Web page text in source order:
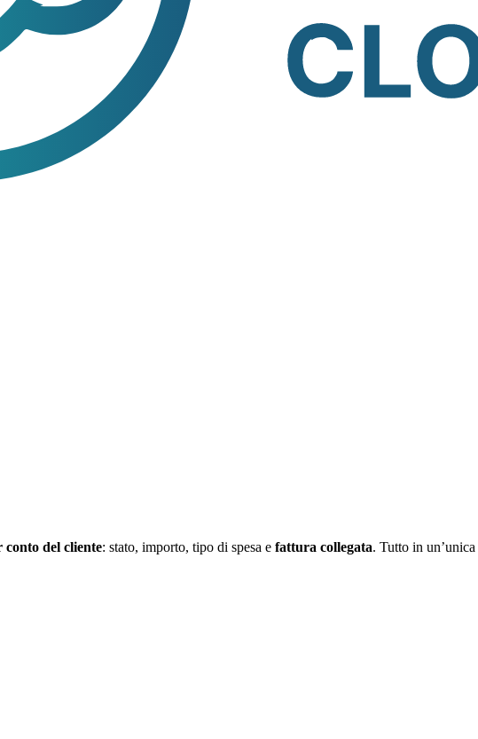
conto del cliente: stato, importo, tipo di spesa e fattura collegata. Tutto in un’unica